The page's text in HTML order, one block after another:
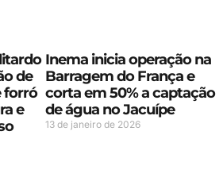
de
forró
e
Inema inicia operação na
Barragem do França e
corta em 50% a captação
de água no Jacuípe
13 de janeiro de 2026